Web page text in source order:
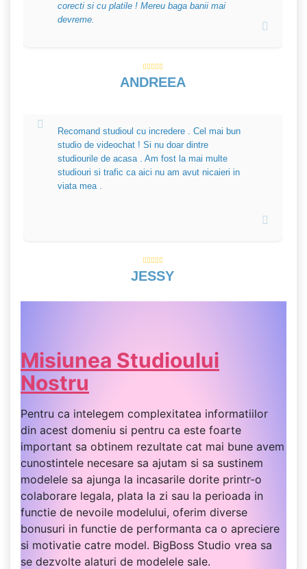
corecti si cu platile ! Mereu baga banii mai
devreme.
ANDREEA
Recomand studioul cu incredere . Cel mai bun
studio de videochat ! Si nu doar dintre
studiourile de acasa . Am fost la mai multe
studiouri si trafic ca aici nu am avut nicaieri in
viata mea .
JESSY
Misiunea Studioului
Nostru
Pentru ca intelegem complexitatea informatiilor
din acest domeniu si pentru ca este foarte
important sa obtinem rezultate cat mai bune avem
cunostintele necesare sa ajutam si sa sustinem
modelele sa ajunga la incasarile dorite printr-o
colaborare legala, plata la zi sau la perioada in
functie de nevoile modelului, oferim diverse
bonusuri in functie de performanta ca o apreciere
si motivatie catre model. BigBoss Studio vrea sa
se dezvolte alaturi de modelele sale.